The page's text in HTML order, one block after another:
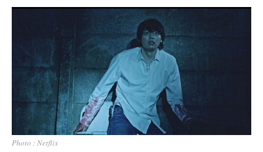
Photo : Netflix